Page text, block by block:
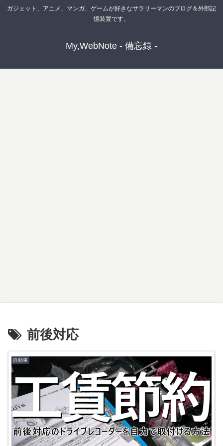
ガジェット、アニメ、マンガ、ゲームが好きなサラリーマンのブログ＆外部記
憶装置です。
My,WebNote - 備忘録 -
前後対応
自動車